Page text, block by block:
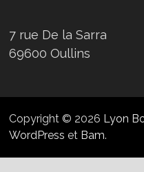
7 rue De la Sarra
69600 Oullins
Copyright © 2026 Lyon
WordPress et Bam.